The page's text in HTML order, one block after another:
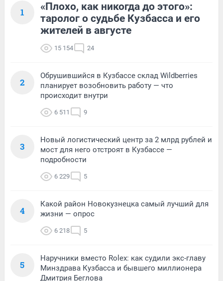
1
«Плохо, как никогда до этого»:
таролог о судьбе Кузбасса и его
жителей в августе
15 154 24
2
Обрушившийся в Кузбассе склад Wildberries
планирует возобновить работу — что
происходит внутри
6 511 9
3
Новый логистический центр за 2 млрд рублей и
мост для него отстроят в Кузбассе —
подробности
6 229 5
4
Какой район Новокузнецка самый лучший для
жизни — опрос
6 218 5
5
Наручники вместо Rolex: как судили экс-главу
Минздрава Кузбасса и бывшего миллионера
Дмитрия Беглова